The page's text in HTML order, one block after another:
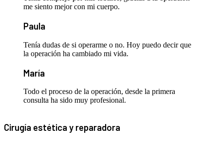
me siento mejor con mi cuerpo.
Paula
Tenía dudas de si operarme o no. Hoy puedo decir que
la operación ha cambiado mi vida.
María
Todo el proceso de la operación, desde la primera
consulta ha sido muy profesional.
Cirugía estética y reparadora